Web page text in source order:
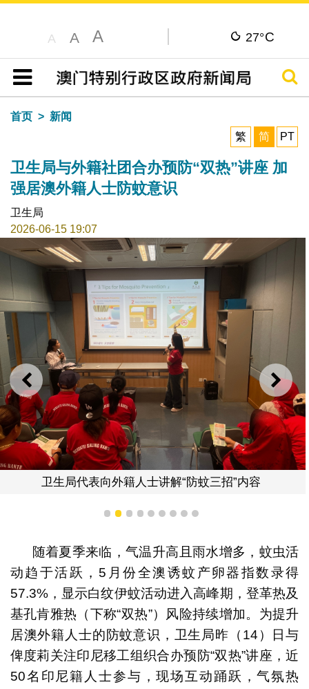
A A A 27°C
目录
搜寻
首页
新闻
繁
简 PT
卫生局与外籍社团合办预防“双热”讲座 加
强居澳外籍人士防蚊意识
卫生局
2026-06-15 19:07
上一则 下一
向外籍人士讲解“防蚊三招”内容
预
1 2 3 4 5 6 7 8 9
随着夏季来临，气温升高且雨水增多，蚊虫活
动趋于活跃，5月份全澳诱蚊产卵器指数录得
57.3%，显示白纹伊蚊活动进入高峰期，登革热及
基孔肯雅热（下称“双热”）风险持续增加。为提升
居澳外籍人士的防蚊意识，卫生局昨（14）日与
俾度莉关注印尼移工组织合办预防“双热”讲座，近
50名印尼籍人士参与，现场互动踊跃，气氛热